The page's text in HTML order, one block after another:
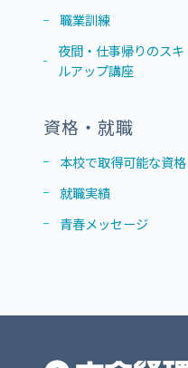
職業訓練
夜間・仕事帰りのスキ
ルアップ講座
資格・就職
本校で取得可能な資格
就職実績
青春メッセージ